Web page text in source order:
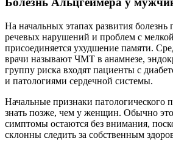
На начальных этапах развития болезнь
речевых нарушений и проблем с
присоединяется ухудшение памяти.
врачи называют ЧМТ в анамнезе,
группу риска входят пациенты с
и патологиями сердечной системы.
Начальные признаки патологического
знать позже, чем у женщин. Обычно
симптомы остаются без внимания,
склонны следить за собственным